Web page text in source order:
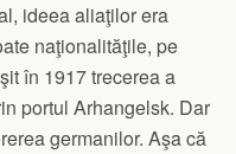
ideea aliaţilor era
naţionalităţile, pe
în 1917 trecerea a
portul Arhangelsk. Dar
germanilor. Aşa că